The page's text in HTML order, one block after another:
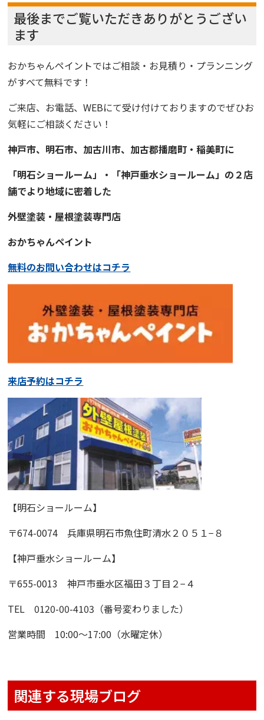
最後までご覧いただきありがとうござい
ます
おかちゃんペイントではご相談・お見積り・プランニング
がすべて無料です！
ご来店、お電話、WEBにて受け付けておりますのでぜひお
気軽にご相談ください！
神戸市、明石市、加古川市、 加古郡播磨町・稲美町に
「明石ショールーム」・「神戸垂水ショールーム」の２店
舗でより地域に密着した
外壁塗装・屋根塗装専門店
おかちゃんペイント
無料のお問い合わせはコチラ
来店予約はコチラ
【明石ショールーム】
〒674-0074 兵庫県明石市魚住町清水２０５１−８
【神戸垂水ショールーム】
〒655-0013 神戸市垂水区福田３丁目２−４
TEL 0120-00-4103（番号変わりました）
営業時間 10:00〜17:00（水曜定休）
関連する現場ブログ